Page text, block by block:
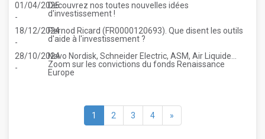
01/04/2025
-
Découvrez nos toutes nouvelles idées
d'investissement !
18/12/2024
-
Pernod Ricard (FR0000120693). Que disent les outils
d'aide à l'investissement ?
28/10/2024
-
Novo Nordisk, Schneider Electric, ASM, Air Liquide...
Zoom sur les convictions du fonds Renaissance
Europe
1 2 3 4 »